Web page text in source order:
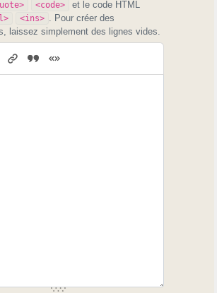
<code> et le code HTML
<ins>
. Pour créer des
laissez simplement des lignes vides.